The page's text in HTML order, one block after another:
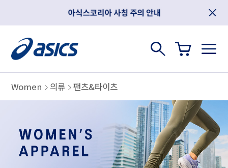
Women 의류 팬츠&타이츠